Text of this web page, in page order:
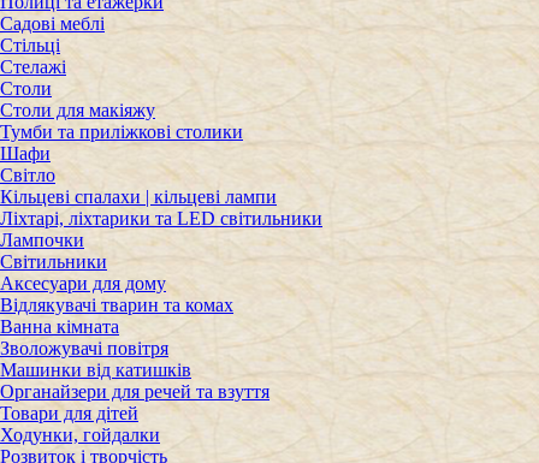
Садові меблі
Стільці
Стелажі
Столи
Столи для макіяжу
Тумби та приліжкові столики
Шафи
Світло
Кільцеві спалахи | кільцеві лампи
Ліхтарі, ліхтарики та LED світильники
Лампочки
Світильники
Аксесуари для дому
Відлякувачі тварин та комах
Ванна кімната
Зволожувачі повітря
Машинки від катишків
Органайзери для речей та взуття
Товари для дітей
Ходунки, гойдалки
Розвиток і творчість